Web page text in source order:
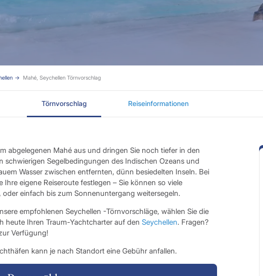
Mahé, Seychellen Törnvorschlag
Törnvorschlag Reiseinformationen
abgelegenen Mahé aus und dringen Sie noch tiefer in den
schwierigen Segelbedingungen des Indischen Ozeans und
Wasser zwischen entfernten, dünn besiedelten Inseln. Bei
eigene Reiseroute festlegen – Sie können so viele
einfach bis zum Sonnenuntergang weitersegeln.
empfohlenen Seychellen -Törnvorschläge, wählen Sie die
heute Ihren Traum-Yachtcharter auf den Seychellen. Fragen?
Verfügung!
kann je nach Standort eine Gebühr anfallen.